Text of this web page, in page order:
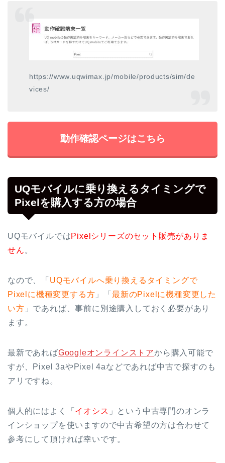
https://www.uqwimax.jp/mobile/products/sim/de
vices/
動作確認ページはこちら
UQモバイルに乗り換えるタイミングで
Pixelを購入する方の場合
UQモバイルではPixelシリーズのセット販売がありま
せん 。
なので、「 UQモバイルへ乗り換えるタイミングで
Pixelに機種変更する方 」「最新のPixelに機種変更した
い方 」であれば、事前に別途購入しておく必要があり
ます。
最新であればGoogleオンラインストアから購入可能で
すが、Pixel 3aやPixel 4aなどであれば中古で探すのも
アリですね。
個人的にはよく「 イオシス 」という中古専門のオンラ
インショップを使いますので中古希望の方は合わせて
参考にして頂ければ幸いです。